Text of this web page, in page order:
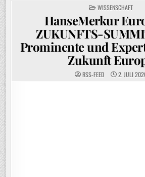
POSTED
IN
WISSENSCHAFT
HanseMerkur
ZUKUNFTS-
Prominente und
Zukunft
RSS-FEED 2. JULI